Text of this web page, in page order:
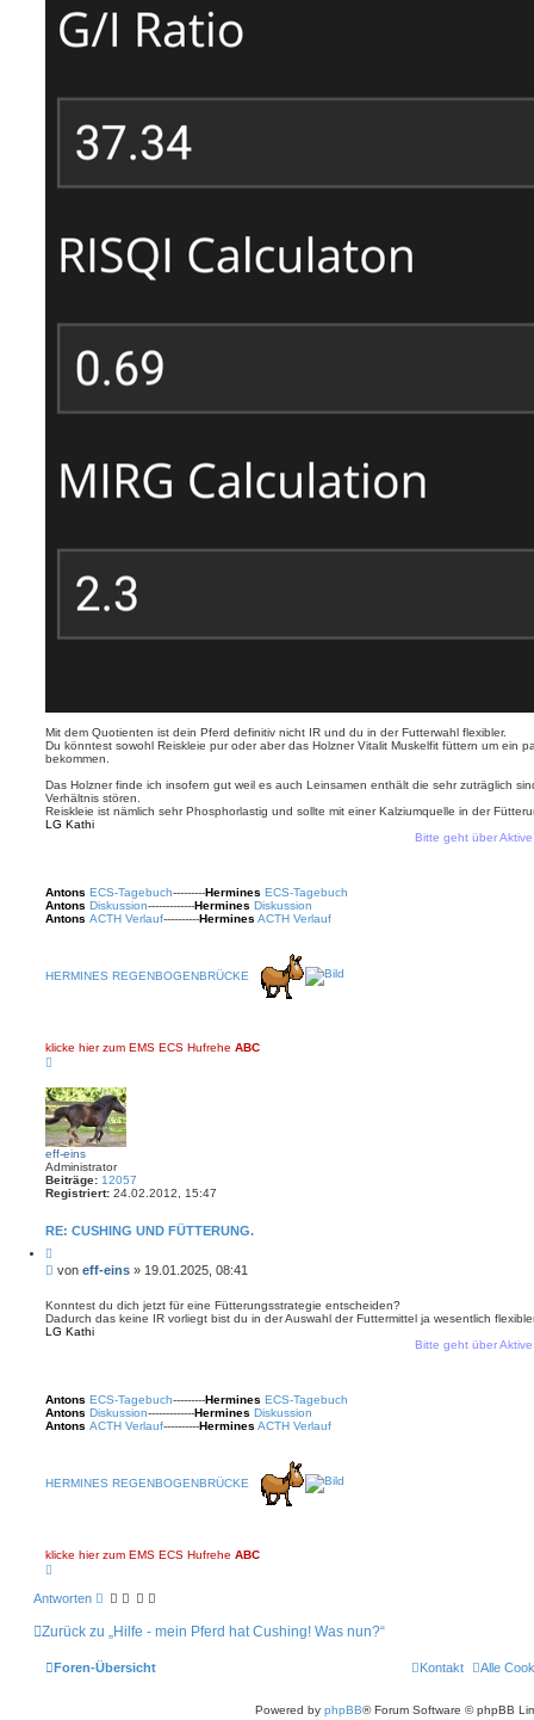
Mit dem Quotienten ist dein Pferd definitiv nicht IR und du in der Futterwahl flexibler.
Du könntest sowohl Reiskleie pur oder aber das Holzner Vitalit Muskelfit füttern um ein
bekommen.
Das Holzner finde ich insofern gut weil es auch Leinsamen enthält die sehr zuträglich
Verhältnis stören.
Reiskleie ist nämlich sehr Phosphorlastig und sollte mit einer Kalziumquelle in der
LG Kathi
Bitte geht über Aktive
Antons ECS-Tagebuch---------Hermines ECS-Tagebuch
Antons Diskussion-------------Hermines Diskussion
Antons ACTH Verlauf----------Hermines ACTH Verlauf
HERMINES REGENBOGENBRÜCKE
klicke hier zum EMS ECS Hufrehe ABC
c
h
o
b
e
n
eff-eins
Administrator
Beiträge: 12057
Registriert: 24.02.2012, 15:47
RE: CUSHING UND FÜTTERUNG.
i
t
e
r
e
B
i
t
r
von eff-eins » 19.01.2025, 08:41
Konntest du dich jetzt für eine Fütterungsstrategie entscheiden?
Dadurch das keine IR vorliegt bist du in der Auswahl der Futtermittel ja wesentlich
LG Kathi
Bitte geht über Aktive
Antons ECS-Tagebuch---------Hermines ECS-Tagebuch
Antons Diskussion-------------Hermines Diskussion
Antons ACTH Verlauf----------Hermines ACTH Verlauf
HERMINES REGENBOGENBRÜCKE
klicke hier zum EMS ECS Hufrehe ABC
h
b
Antworten
Zurück zu „Hilfe - mein Pferd hat Cushing! Was nun?“
Foren-Übersicht Alle
Kontakt
Powered by phpBB® Forum Software © phpBB